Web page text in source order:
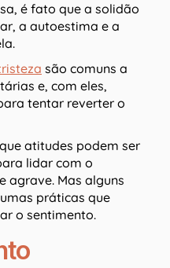
é fato que a solidão
a autoestima e a
são comuns a
e, com eles,
tentar reverter o
atitudes podem ser
lidar com o
agrave. Mas alguns
práticas que
o sentimento.